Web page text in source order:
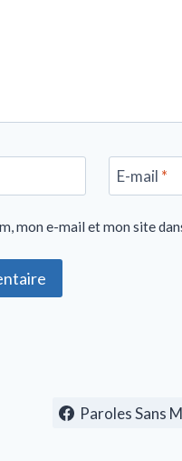
E-mail *
mon e-mail et mon site
Paroles Sans